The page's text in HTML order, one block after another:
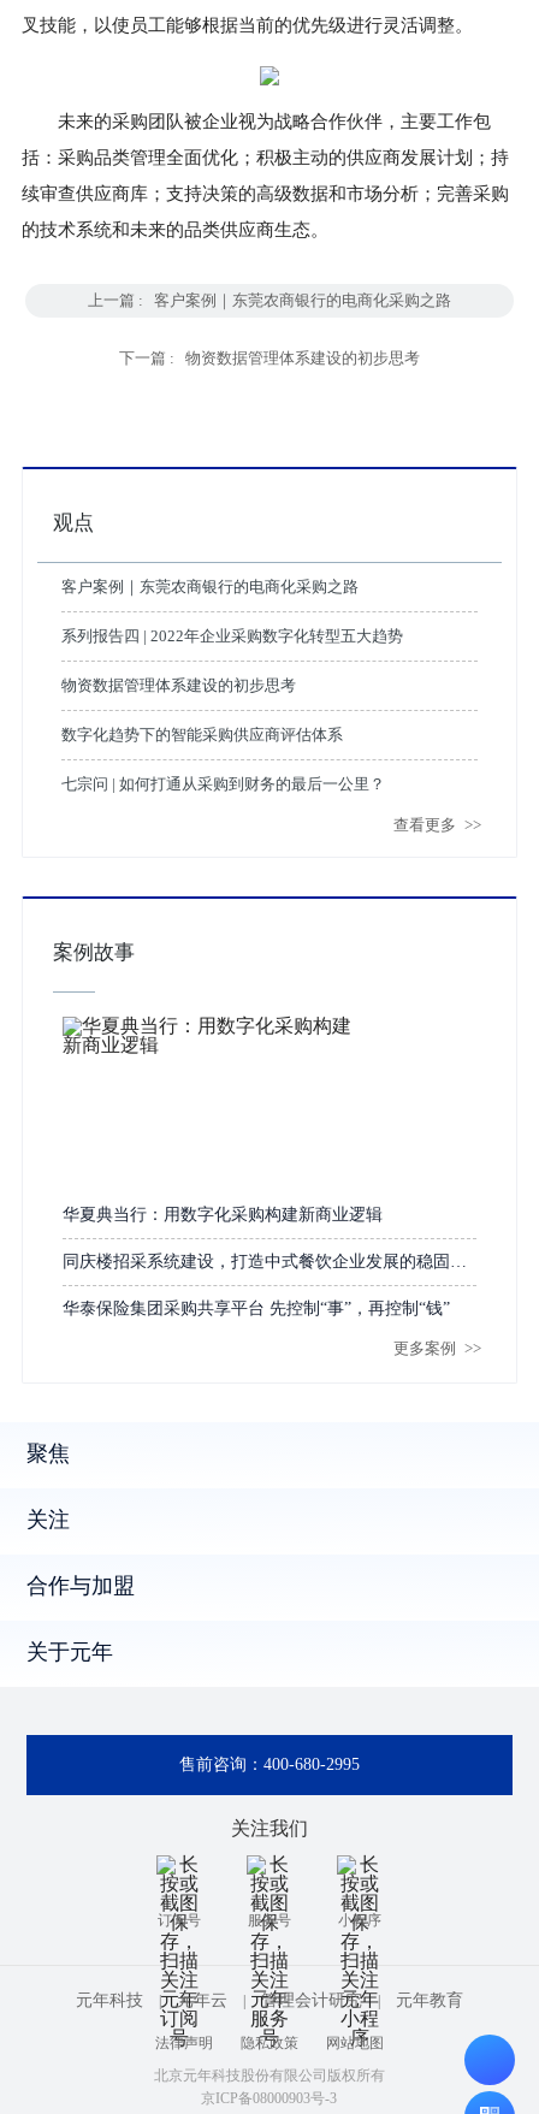
叉技能，以使员工能够根据当前的优先级进行灵活调整。
未来的采购团队被企业视为战略合作伙伴，主要工作包
括：采购品类管理全面优化；积极主动的供应商发展计划；持
续审查供应商库；支持决策的高级数据和市场分析；完善采购
的技术系统和未来的品类供应商生态。
上一篇 : 客户案例｜东莞农商银行的电商化采购之路
下一篇 : 物资数据管理体系建设的初步思考
观点
客户案例｜东莞农商银行的电商化采购之路
系列报告四 | 2022年企业采购数字化转型五大趋势
物资数据管理体系建设的初步思考
数字化趋势下的智能采购供应商评估体系
七宗问 | 如何打通从采购到财务的最后一公里？
查看更多 >>
案例故事
华夏典当行：用数字化采购构建新商业逻辑
同庆楼招采系统建设，打造中式餐饮企业发展的稳固底
盘
华泰保险集团采购共享平台 先控制“事”，再控制“钱”
更多案例 >>
聚焦
关注
合作与加盟
关于元年
售前咨询： 400-680-2995
关注我们
订阅号 服务号 小程序
元年科技 | 元年云 管理会计研究 | 元年教育
法律声明 隐私政策
网站地图
北京元年科技股份有限公司版权所有
京ICP备08000903号-3